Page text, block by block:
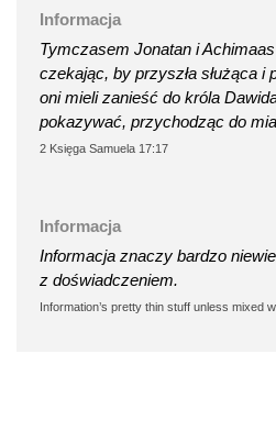
Informacja
Tymczasem Jonatan i Achimaas
czekając, by przyszła służąca i
oni mieli zanieść do króla
pokazywać, przychodząc do
2 Księga Samuela 17:17
Informacja
Informacja znaczy bardzo
z doświadczeniem.
Information’s pretty thin stuff unless mixed